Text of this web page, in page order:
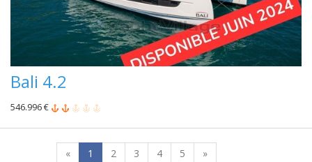
Bali 4.2
546.996 €
« 1 2 3 4 5 »